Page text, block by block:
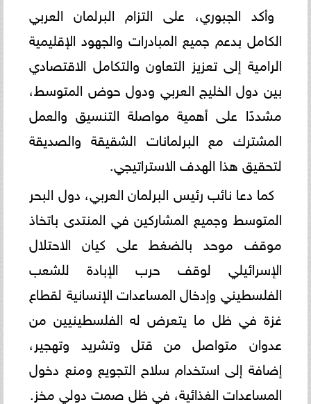
وأكد الجبوري، على التزام البرلمان العربي
الكامل بدعم جميع المبادرات والجهود الإقليمية
الرامية إلى تعزيز التعاون والتكامل الاقتصادي
بين دول الخليج العربي ودول حوض المتوسط،
مشددًا على أهمية مواصلة التنسيق والعمل
المشترك مع البرلمانات الشقيقة والصديقة
لتحقيق هذا الهدف الاستراتيجي.
كما دعا نائب رئيس البرلمان العربي، دول البحر
المتوسط وجميع المشاركين في المنتدى باتخاذ
موقف موحد بالضغط على كيان الاحتلال
الإسرائيلي لوقف حرب الإبادة للشعب
الفلسطيني وإدخال المساعدات الإنسانية لقطاع
غزة في ظل ما يتعرض له الفلسطينيين من
عدوان متواصل من قتل وتشريد وتهجير،
إضافة إلى استخدام سلاح التجويع ومنع دخول
المساعدات الغذائية، في ظل صمت دولي مخزٍ.